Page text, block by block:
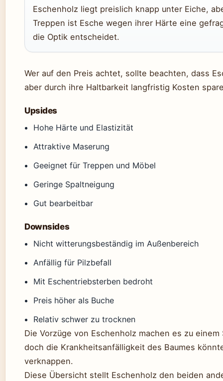
Eschenholz liegt preislich knapp unter Eiche,
Treppen ist Esche wegen ihrer Härte eine
die Optik entscheidet.
Wer auf den Preis achtet, sollte beachten, dass
aber durch ihre Haltbarkeit langfristig Kosten
Upsides
Hohe Härte und Elastizität
Attraktive Maserung
Geeignet für Treppen und Möbel
Geringe Spaltneigung
Gut bearbeitbar
Downsides
Nicht witterungsbeständig im Außenbereich
Anfällig für Pilzbefall
Mit Eschentriebsterben bedroht
Preis höher als Buche
Relativ schwer zu trocknen
Die Vorzüge von Eschenholz machen es zu
doch die Krankheitsanfälligkeit des Baumes
verknappen.
Diese Übersicht stellt Eschenholz den beiden